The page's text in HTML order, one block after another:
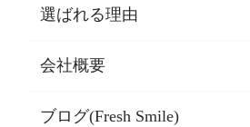
園見学・ご入園・ご利用手
東京都認証保育所空き状況
選ばれる理由
選ばれる理由一覧
乳児期・幼児期・
会社概要
会社概要
ブログ(Fresh Smile)